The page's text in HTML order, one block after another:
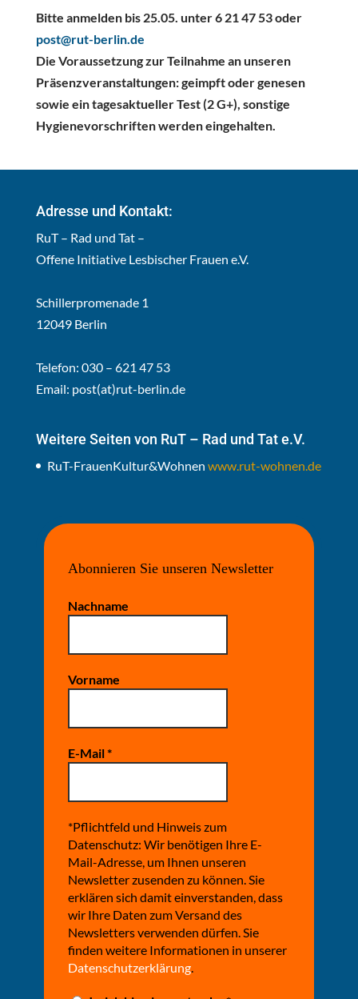
Bitte anmelden bis 25.05. unter 6 21 47 53 oder
post@rut-berlin.de
Die Voraussetzung zur Teilnahme an unseren
Präsenzveranstaltungen: geimpft oder genesen
sowie ein tagesaktueller Test (2 G+), sonstige
Hygienevorschriften werden eingehalten.
Adresse und Kontakt:
RuT – Rad und Tat –
Offene Initiative Lesbischer Frauen e.V.
Schillerpromenade 1
12049 Berlin
Telefon: 030 – 621 47 53
Email: post(at)rut-berlin.de
Weitere Seiten von RuT – Rad und Tat e.V.
RuT-FrauenKultur&Wohnen www.rut-wohnen.de
Abonnieren Sie unseren Newsletter
Nachname
Vorname
E-Mail*
*Pflichtfeld und Hinweis zum
Datenschutz: Wir benötigen Ihre E-
Mail-Adresse, um Ihnen unseren
Newsletter zusenden zu können. Sie
erklären sich damit einverstanden, dass
wir Ihre Daten zum Versand des
Newsletters verwenden dürfen. Sie
finden weitere Informationen in unserer
Datenschutzerklärung.